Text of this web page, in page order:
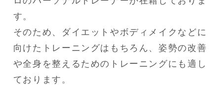
す。
そのため、ダイエットやボディメイクなどに
向けたトレーニングはもちろん、姿勢の改善
や全身を整えるためのトレーニングにも適し
ております。